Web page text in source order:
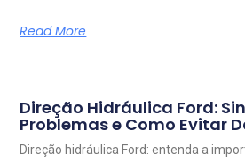
Read More
Direção Hidráulica Ford:
Problemas e Como Evitar
Direção hidráulica Ford: entenda a